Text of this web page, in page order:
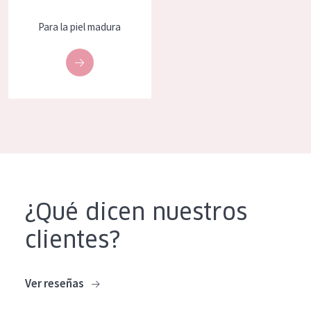
COLECCIÓN
Piel sensible
Piel normal y seca
Piel mixata o grasa
Piel madura
Para la piel madura
¿Qué dicen nuestros
clientes?
Ver reseñas